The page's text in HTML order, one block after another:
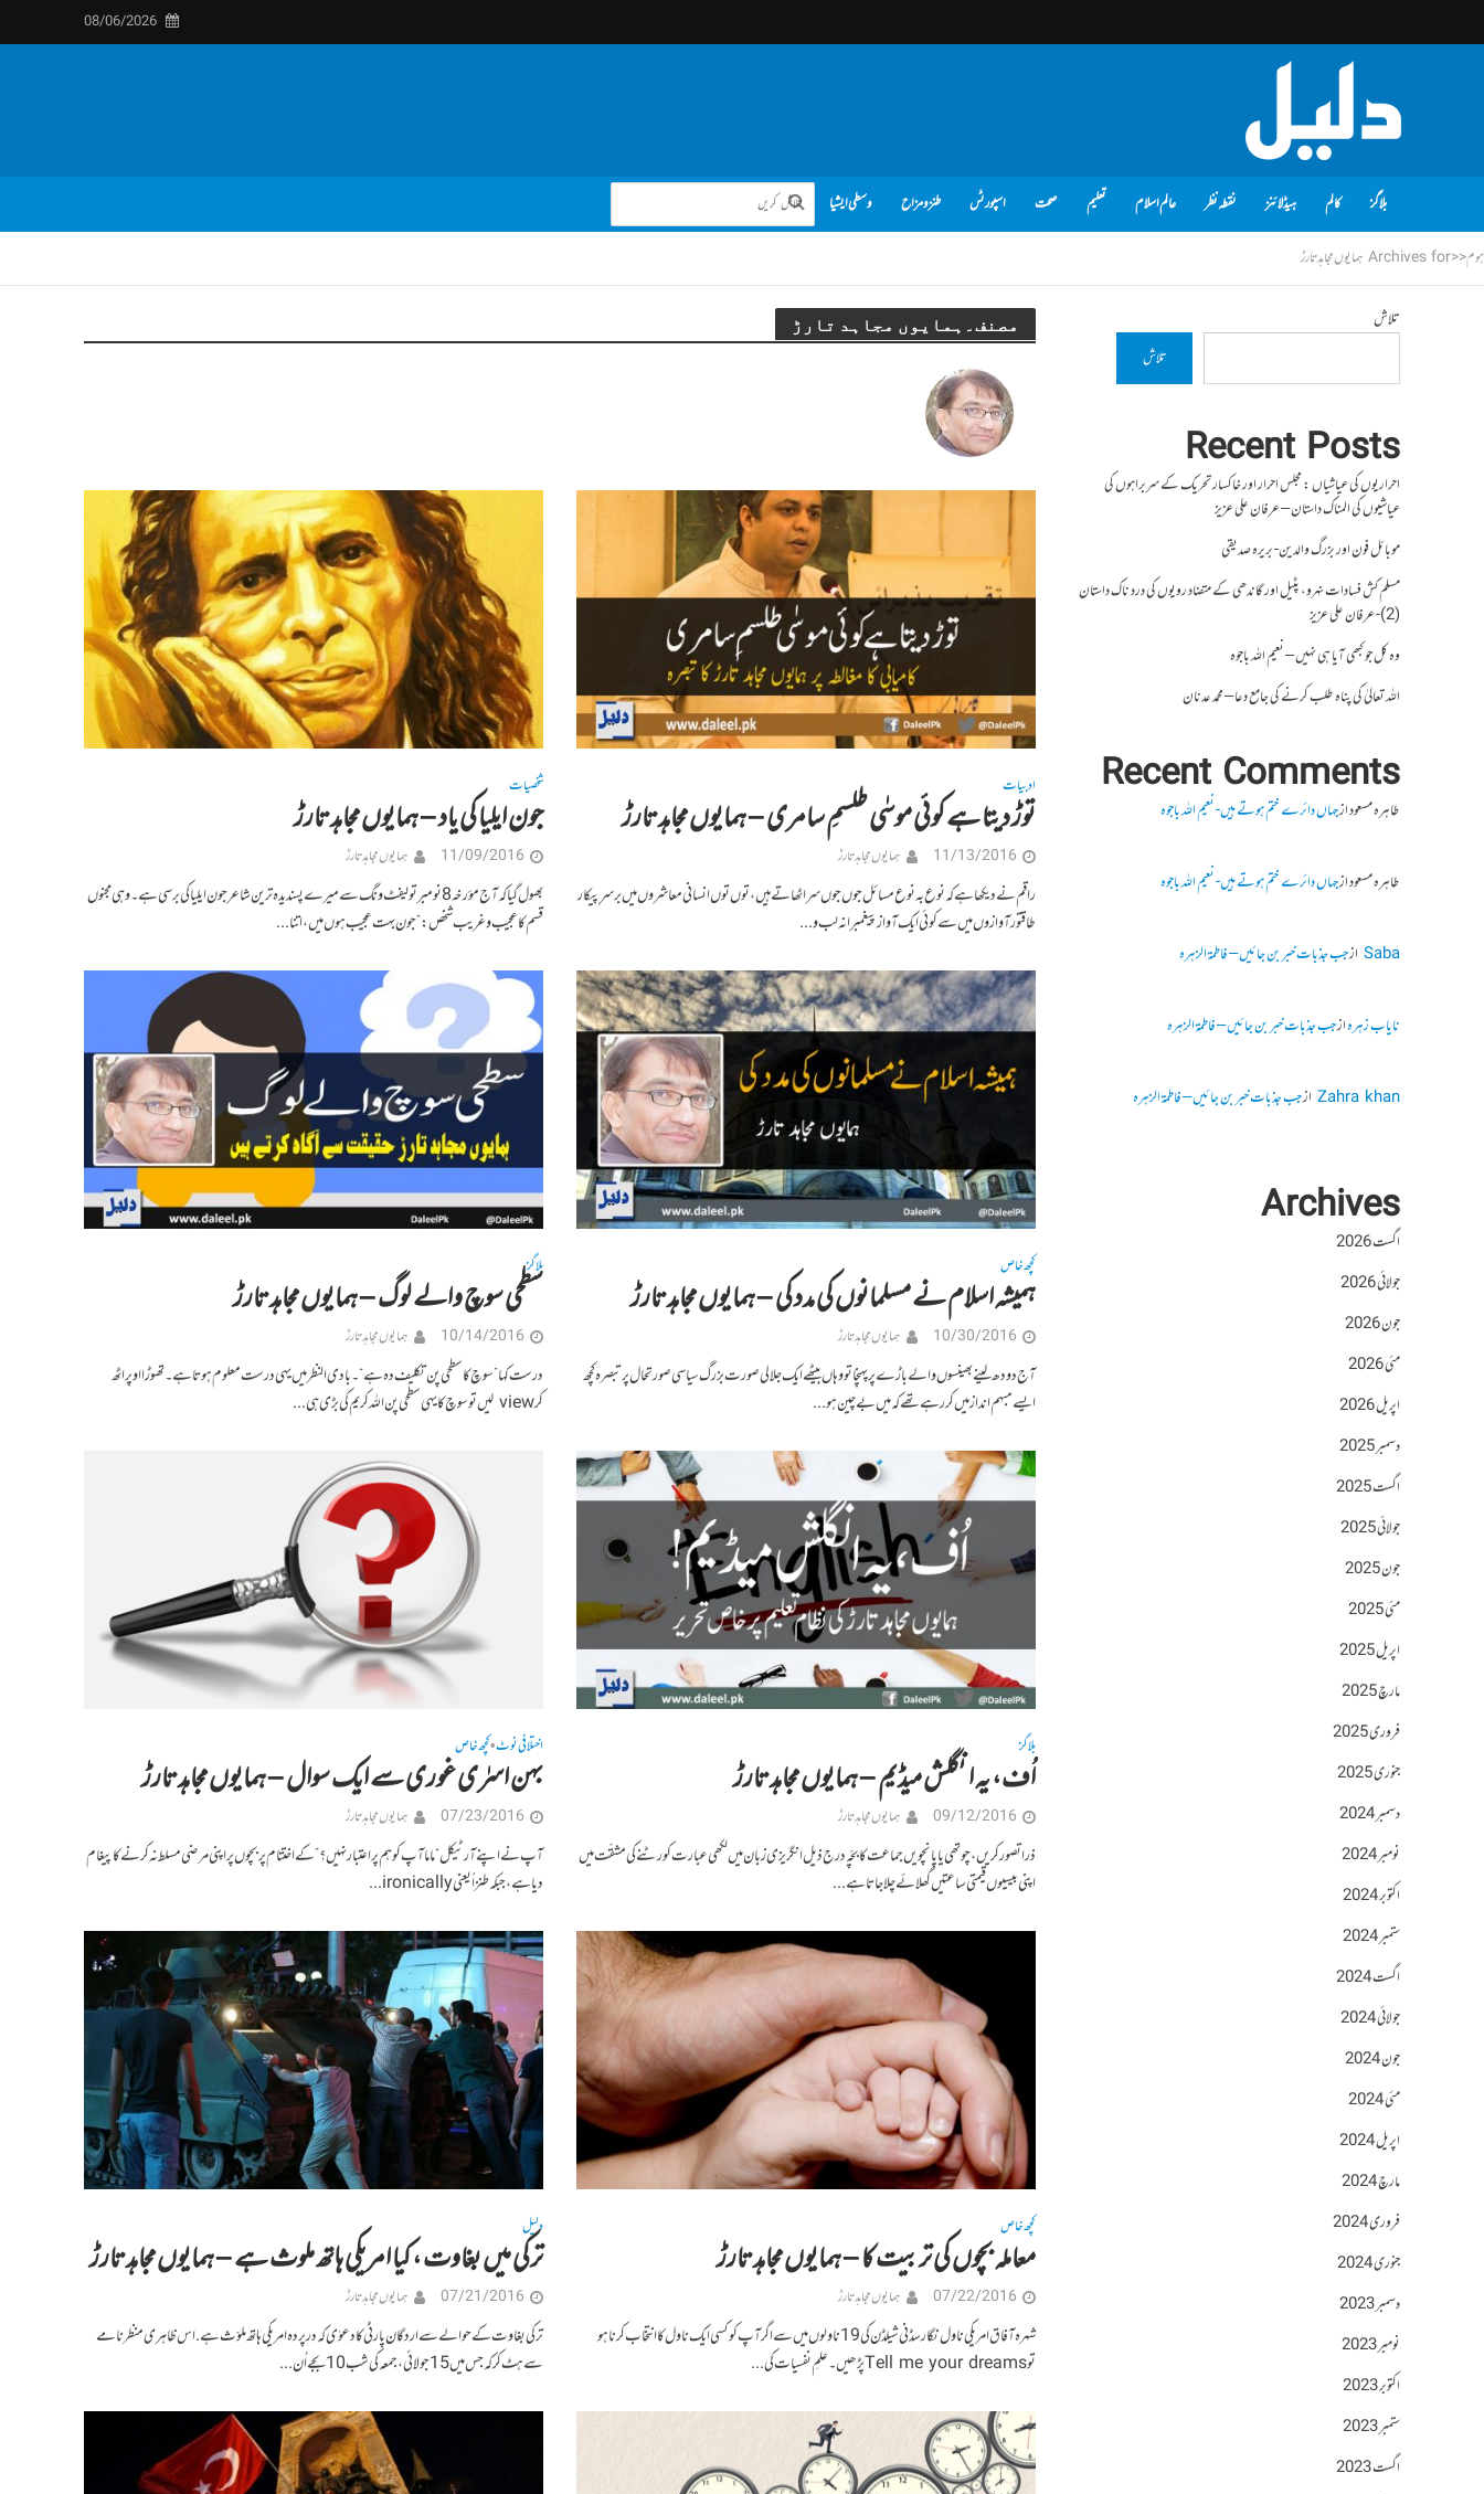
08/06/2026
بلاگز کالم ہیڈلائنز نقطہ نظر عالم اسلام تعلیم صحت اسپورٹس طنز و مزاح وسطی ایشیا
ہوم<<Archives for ہمایوں مجاہد تارڑ
مصنف۔ہمایوں مجاہد تارڑ
ادبیات
توڑ دیتا ہے کوئی موسٰی طلسمِ سامری – ہمایوں مجاہد تارڑ
11/13/2016 ہمایوں مجاہد تارڑ
راقم نے دیکھا ہے کہ نوع بہ نوع مسائل جوں جوں سر اٹھاتے ہیں، توں توں انسانی معاشروں میں برسرِ پیکار
طاقتور آوازوں میں سے کوئی ایک آواز پیغمبرانہ لب و...
شخصیات
جون ایلیا کی یاد – ہمایوں مجاہد تارڑ
11/09/2016 ہمایوں مجاہد تارڑ
بھول گیا کہ آج مؤرخہ 8 نومبر تو لیفٹ ونگ سے میرے پسندیدہ ترین شاعر جون ایلیا کی برسی ہے۔وہی مجنوں
قسم کا عجیب و غریب شخص: ”جون بہت عجیب ہوں میں، اتنا...
کچھ خاص
ہمیشہ اسلام نے مسلمانوں کی مدد کی – ہمایوں مجاہد تارڑ
10/30/2016 ہمایوں مجاہد تارڑ
آج دودھ لینے بھینسوں والے باڑے پر پہنچا تو وہاں بیٹھے ایک جلالی صورت بزرگ سیاسی صورتحال پر تبصرہ کچھ
ایسے مبہم انداز میں کر رہے تھے کہ میں بے چین ہو...
بلاگز
سطحی سوچ والے لوگ – ہمایوں مجاہد تارڑ
10/14/2016 ہمایوں مجاہد تارڑ
درست کہا ”سوچ کا سطحی پن تکلیف دہ ہے“۔ بادی النظر میں یہی درست معلوم ہوتا ہے۔ تھوڑا اوپر اٹھ
کر view لیں تو سوچ کا یہی سطحی پن اللہ کریم کی بڑی ہی...
بلاگز
اُف، یہ انگلش میڈیم – ہمایوں مجاہد تارڑ
09/12/2016 ہمایوں مجاہد تارڑ
ذرا تصور کریں، چوتھی یا پانچویں جماعت کا بچّہ درج ذیل انگریزی زبان میں لکھی عبارت کو رٹنے کی مشقّت میں
اپنی بیسیوں قیمتی ساعتیں گھلائے چلا جاتا ہے...
اختلافی نوٹ•کچھ خاص
بہن اسرٰی غوری سے ایک سوال – ہمایوں مجاہد تارڑ
07/23/2016 ہمایوں مجاہد تارڑ
آپ نے اپنے آرٹیکل “ماما آپ کو ہم پر اعتبار نہیں؟” کے اختتام پر بچوں پر اپنی مرضی مسلط نہ کرنے کا پیغام
دیا ہے، جبکہ طنزاً یعنیironically...
کچھ خاص
معاملہ بچوں کی تربیت کا – ہمایوں مجاہد تارڑ
07/22/2016 ہمایوں مجاہد تارڑ
شہرہ آفاق امریکی ناول نگار سڈنی شیلڈن کی 19 ناولوں میں سے اگر آپ کو کسی ایک ناول کا انتخاب کرنا ہو
تو Tell me your dreamsپڑھیں۔ علمِ نفسیات کی...
دلیل
ترکی میں بغاوت ، کیا امریکی ہاتھ ملوث ہے – ہمایوں مجاہد تارڑ
07/21/2016 ہمایوں مجاہد تارڑ
ترکی بغاوت کے حوالے سے اردگان پارٹی کا دعوٰی کہ درپردہ امریکی ہاتھ ملوّث ہے. اس ظاہری منظر نامے
سے ہٹ کر کہ جس میں 15 جولائی ، جمعہ کی شب 10 بجے اُن...
تلاش
تلاش
Recent Posts
احراریوں کی عیاشیاں : مجلس احرار اور خاکسار تحریک کے سربراہوں کی
عیاشیوں کی المناک داستان – عرفان علی عزیز
موبائل فون اور بزرگ والدین- بریرہ صدیقی
مسلم کش فسادات نہرو، پٹیل اور گاندھی کے متضاد رویوں کی درد ناک داستان
(2)- عرفان علی عزیز
وہ کل جو کبھی آیا ہی نہیں – نعیم اللہ باجوہ
اللہ تعالیٰ کی پناہ طلب کرنے کی جامع دعا – محمد عدنان
Recent Comments
طاہرہ مسعودازجہاں دائرے ختم ہوتے ہیں- نعیم اللہ باجوہ
طاہرہ مسعودازجہاں دائرے ختم ہوتے ہیں- نعیم اللہ باجوہ
Sabaازجب جذبات خبر بن جائیں – فاطمۃالزہرہ
نایاب زہرہازجب جذبات خبر بن جائیں – فاطمۃالزہرہ
Zahra khanازجب جذبات خبر بن جائیں – فاطمۃالزہرہ
Archives
اگست 2026
جولائی 2026
جون 2026
مئی 2026
اپریل 2026
دسمبر 2025
اگست 2025
جولائی 2025
جون 2025
مئی 2025
اپریل 2025
مارچ 2025
فروری 2025
جنوری 2025
دسمبر 2024
نومبر 2024
اکتوبر 2024
ستمبر 2024
اگست 2024
جولائی 2024
جون 2024
مئی 2024
اپریل 2024
مارچ 2024
فروری 2024
جنوری 2024
دسمبر 2023
نومبر 2023
اکتوبر 2023
ستمبر 2023
اگست 2023